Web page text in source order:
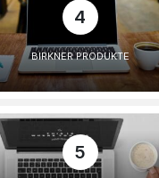
4
BIRKNER PRODUKTE
5